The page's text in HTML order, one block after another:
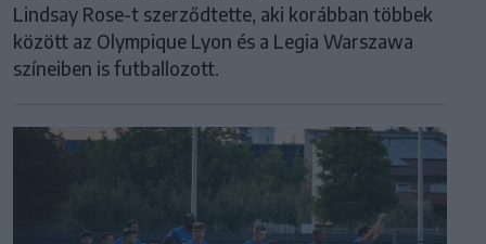
Lindsay Rose-t szerződtette, aki korábban többek
között az Olympique Lyon és a Legia Warszawa
színeiben is futballozott.